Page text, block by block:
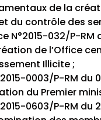
de la
du contrôle des
N°2015-032/P-
de l’Office
Illicite ;
0003/P-RM du
du Premier
0603/P-RM du